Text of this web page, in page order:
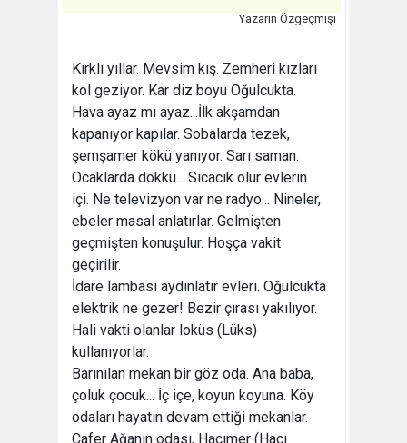
Yazarın Özgeçmişi
Kırklı yıllar. Mevsim kış. Zemheri kızları
kol geziyor. Kar diz boyu Oğulcukta.
Hava ayaz mı ayaz...İlk akşamdan
kapanıyor kapılar. Sobalarda tezek,
şemşamer kökü yanıyor. Sarı saman.
Ocaklarda dökkü... Sıcacık olur evlerin
içi. Ne televizyon var ne radyo... Nineler,
ebeler masal anlatırlar. Gelmişten
geçmişten konuşulur. Hoşça vakit
geçirilir.
İdare lambası aydınlatır evleri. Oğulcukta
elektrik ne gezer! Bezir çırası yakılıyor.
Hali vakti olanlar loküs (Lüks)
kullanıyorlar.
Barınılan mekan bir göz oda. Ana baba,
çoluk çocuk... İç içe, koyun koyuna. Köy
odaları hayatın devam ettiği mekanlar.
Cafer Ağanın odası, Hacımer (Hacı